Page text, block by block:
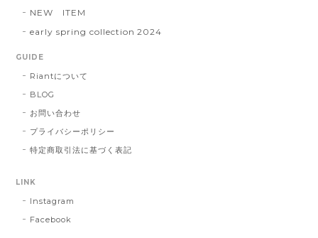
NEW ITEM
early spring collection 2024
GUIDE
Riantについて
BLOG
お問い合わせ
プライバシーポリシー
特定商取引法に基づく表記
LINK
Instagram
Facebook